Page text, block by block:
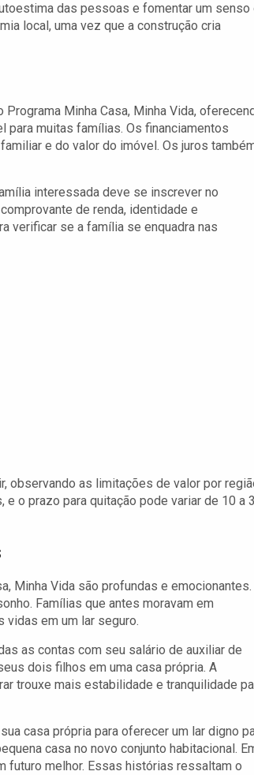
das pessoas e fomentar um senso
local, uma vez que a construção cria
Minha Casa, Minha Vida,
para muitas famílias. Os financiamentos
e do valor do imóvel. Os juros
interessada deve se inscrever no
de renda, identidade e
verificar se a família se enquadra nas
observando as limitações de valor por
o prazo para quitação pode variar de 10 a
Minha Vida são profundas e emocionantes.
Famílias que antes moravam em
vidas em um lar seguro.
as contas com seu salário de auxiliar de
dois filhos em uma casa própria. A
trouxe mais estabilidade e tranquilidade
casa própria para oferecer um lar digno
casa no novo conjunto habitacional.
futuro melhor. Essas histórias ressaltam o